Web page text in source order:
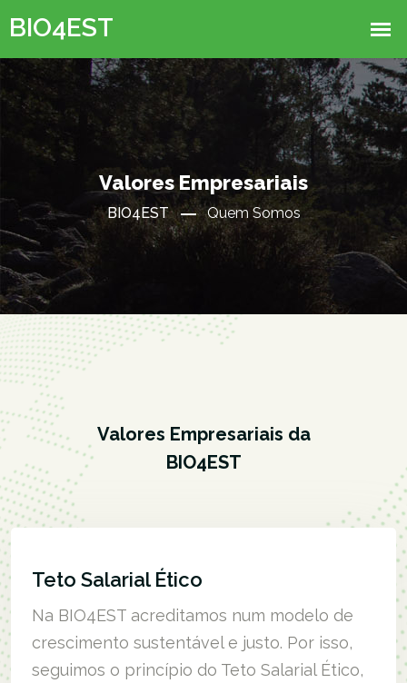
Valores Empresariais
BIO4EST Quem Somos
Valores Empresariais da
BIO4EST
Teto Salarial Ético
Na BIO4EST acreditamos num modelo de
crescimento sustentável e justo. Por isso,
seguimos o princípio do Teto Salarial Ético,